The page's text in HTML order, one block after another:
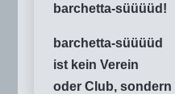
barchetta-süüüüd!
barchetta-süüüüd
ist kein Verein
oder Club,